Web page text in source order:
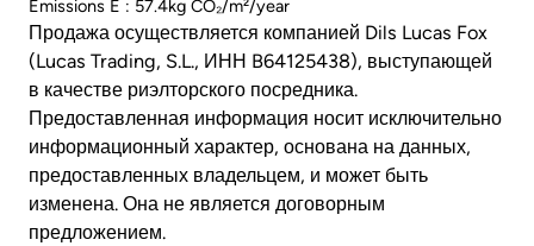
Emissions E : 57.4kg CO₂/m²/year
Продажа осуществляется компанией Dils Lucas Fox
(Lucas Trading, S.L., ИНН B64125438), выступающей
в качестве риэлторского посредника.
Предоставленная информация носит исключительно
информационный характер, основана на данных,
предоставленных владельцем, и может быть
изменена. Она не является договорным
предложением.